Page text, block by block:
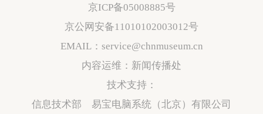
京ICP备05008885号
京公网安备11010102003012号
EMAIL：service@chnmuseum.cn
内容运维：新闻传播处
技术支持：
信息技术部 易宝电脑系统（北京）有限公司